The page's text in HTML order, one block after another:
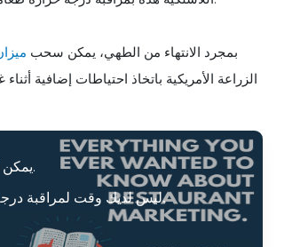
بمجرد الانتهاء من الطهي، يمكن سحب
الزراعة الأمريكية باتخاذ احتياطات إضافية
يمكن أن يمثل الطهي في الهواء الطلق تحديًا.
ليس لديك وقت لمراقبة درجة حرارة طعامك، أو لا تعرف كم من الوقت سيستغرق الطهي.